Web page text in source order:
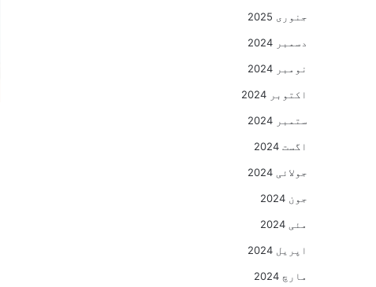
جنوری 2025
دسمبر 2024
نومبر 2024
اکتوبر 2024
ستمبر 2024
اگست 2024
جولائی 2024
جون 2024
مئی 2024
اپریل 2024
مارچ 2024